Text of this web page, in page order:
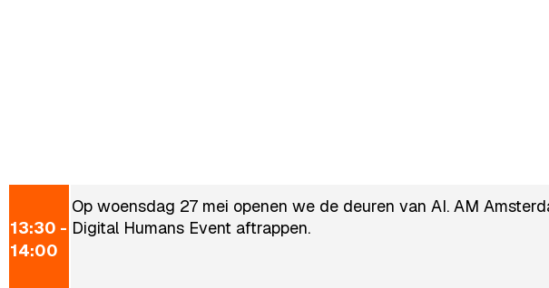
13:30 -
14:00
Op woensdag 27 mei openen we de deuren van AI. AM
Digital Humans Event aftrappen.